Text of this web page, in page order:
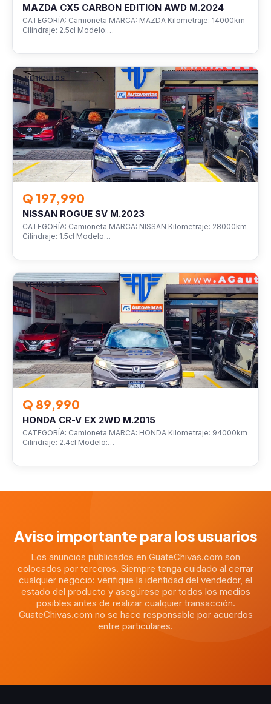
MAZDA CX5 CARBON EDITION AWD M.2024
CATEGORÍA: Camioneta MARCA: MAZDA Kilometraje: 14000km
Cilindraje: 2.5cl Modelo:…
VEHÍCULOS
Q 197,990
NISSAN ROGUE SV M.2023
CATEGORÍA: Camioneta MARCA: NISSAN Kilometraje: 28000km
Cilindraje: 1.5cl Modelo…
VEHÍCULOS
Q 89,990
HONDA CR-V EX 2WD M.2015
CATEGORÍA: Camioneta MARCA: HONDA Kilometraje: 94000km
Cilindraje: 2.4cl Modelo:…
Aviso importante para los usuarios
Los anuncios publicados en GuateChivas.com son
colocados por terceros. Siempre tenga cuidado al cerrar
cualquier negocio: verifique la identidad del vendedor, el
estado del producto y asegúrese por todos los medios
posibles antes de realizar cualquier transacción.
GuateChivas.com no se hace responsable por acuerdos
entre particulares.